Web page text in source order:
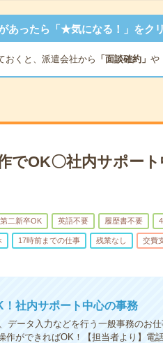
あったら「★気になる！」をク
おくと、派遣会社から 「面談確約」 や
でOK〇社内サポー
二新卒OK 英語不要 履歴書不要
17時前までの仕事 残業なし 交費
社内サポート中心の事務
データ入力などを行う一般事務のお
作ができればOK！【担当者より】電